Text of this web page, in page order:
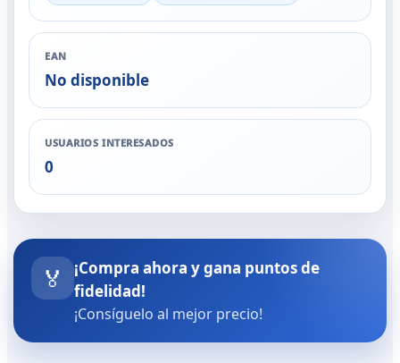
EAN
No disponible
USUARIOS INTERESADOS
0
🏅
¡Compra ahora y gana puntos de
fidelidad!
¡Consíguelo al mejor precio!